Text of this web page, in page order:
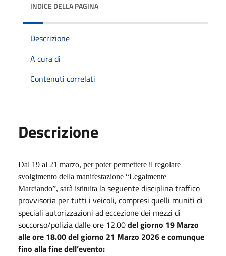
INDICE DELLA PAGINA
Descrizione
A cura di
Contenuti correlati
Descrizione
Dal 19 al 21 marzo, per poter permettere il regolare
svolgimento della manifestazione “Legalmente
Marciando”, sarà istituita la seguente disciplina traffico
provvisoria per tutti i veicoli, compresi quelli muniti di
speciali autorizzazioni ad eccezione dei mezzi di
soccorso/polizia dalle ore 12.00del giorno 19 Marzo
alle ore 18.00 del giorno 21 Marzo 2026 e comunque
fino alla fine dell’evento: